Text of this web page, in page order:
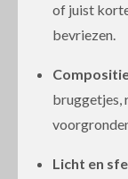
of juist
bevriezen.
bruggetjes,
Licht en